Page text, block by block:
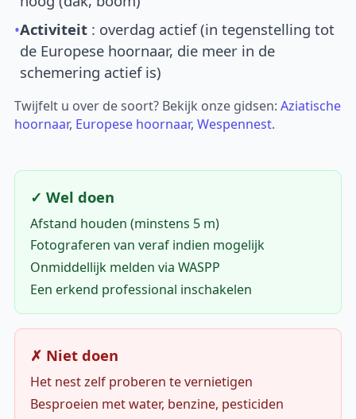
•Activiteit : overdag actief (in tegenstelling tot
de Europese hoornaar, die meer in de
schemering actief is)
Twijfelt u over de soort? Bekijk onze gidsen:Aziatische
hoornaar, Europese hoornaar,Wespennest.
✓ Wel doen
Afstand houden (minstens 5 m)
Fotograferen van veraf indien mogelijk
Onmiddellijk melden via WASPP
Een erkend professional inschakelen
✗ Niet doen
Het nest zelf proberen te vernietigen
Besproeien met water, benzine, pesticiden